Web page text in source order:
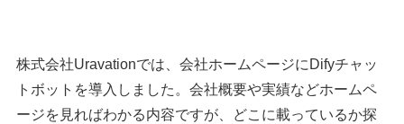
株式会社Uravationでは、会社ホームページにDifyチャッ
トボットを導入しました。会社概要や実績などホームペ
ージを見ればわかる内容ですが、どこに載っているか探